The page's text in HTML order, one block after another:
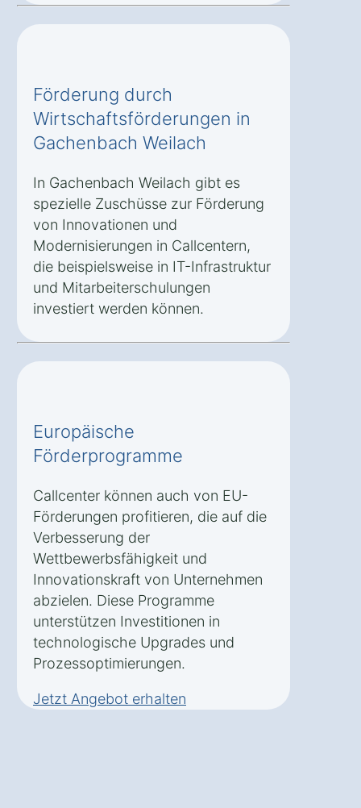
Förderung durch
Wirtschaftsförderungen in
Gachenbach Weilach
In Gachenbach Weilach gibt es
spezielle Zuschüsse zur Förderung
von Innovationen und
Modernisierungen in Callcentern,
die beispielsweise in IT-Infrastruktur
und Mitarbeiterschulungen
investiert werden können.
Europäische
Förderprogramme
Callcenter können auch von EU-
Förderungen profitieren, die auf die
Verbesserung der
Wettbewerbsfähigkeit und
Innovationskraft von Unternehmen
abzielen. Diese Programme
unterstützen Investitionen in
technologische Upgrades und
Prozessoptimierungen.
Jetzt Angebot erhalten